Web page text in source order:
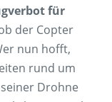
für
der Copter
nun hofft,
rund um
Drohne